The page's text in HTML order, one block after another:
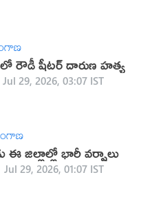
రౌడీ షీటర్ దారుణ హత్య
Jul 29, 2026, 03:07 IST
ఈ జిల్లాల్లో భారీ వర్షాలు
Jul 29, 2026, 01:07 IST